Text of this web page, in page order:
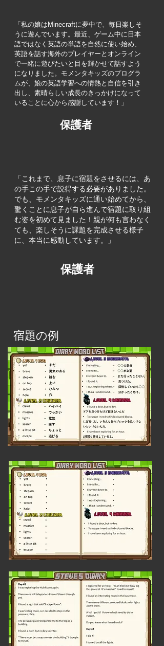
「私の娘はMinecraftに夢中で、毎日楽しそ
うに遊んでいます。最近、ゲーム中に日本
語ではなく英語の単語を自然に使い始め、
英語を話す海外のプレイヤーとオンライン
で一緒に遊びたいと目を輝かせて話すよう
になりました。モメンタキッズのプログラ
ムが、娘の英語学習への情熱と自信を引き
出し、素晴らしい成長のきっかけになって
いることに心から感謝しています！」
​保護者
「これまで、息子に宿題をさせるには、あ
の手この手で説得する必要がありました。
でも、モメンタキッズに通い始めてから、
驚くことに息子が自ら進んで宿題に取り組
む姿を初めて見ました！親が何も言わなく
ても、楽しそうに課題を完成させる様子
に、本当に感動しています。」
​保護者
​宿題の例